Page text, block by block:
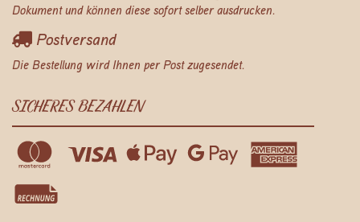
Dokument und können diese sofort selber ausdrucken.
Postversand
Die Bestellung wird Ihnen per Post zugesendet.
SICHERES BEZAHLEN